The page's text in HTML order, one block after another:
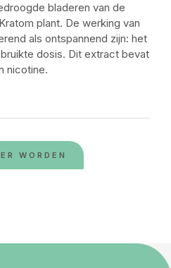
bladeren van de
plant. De werking van
als ontspannend zijn: het
dosis. Dit extract bevat
nicotine.
WORDEN